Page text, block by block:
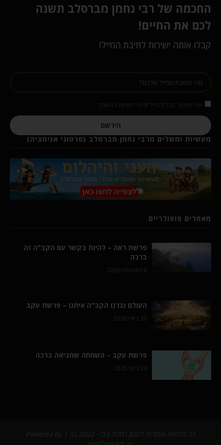
החכמה של רבי נחמן מברסלב תשנה
לכם את החיים!
קבלו אותה ישירות לתיבת המייל!
הירשם
מעשיות ומשלים מרבי נחמן מברסלב (סרטוני אנימציה)
מאמרים פופולריים
פרשת ראה – להיות בקשר עם הקב"ה זה
ברכה
העולם נגדנו הקב"ה איתנו – פרשת עקב
פרשת עקב – השמחה שמביאה ברכה